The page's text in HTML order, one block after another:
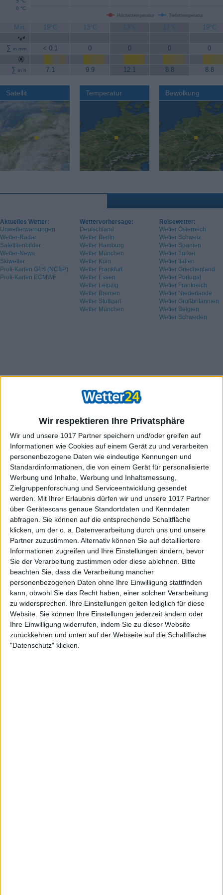
Wir respektieren Ihre Privatsphäre
Wir und unsere 1017 Partner speichern und/oder greifen auf
Informationen wie Cookies auf einem Gerät zu und verarbeiten
personenbezogene Daten wie eindeutige Kennungen und
Standardinformationen, die von einem Gerät für personalisierte
Werbung und Inhalte, Werbung und Inhaltsmessung,
Zielgruppenforschung und Serviceentwicklung gesendet
werden.
Mit Ihrer Erlaubnis dürfen wir und unsere 1017 Partner
über Gerätescans genaue Standortdaten und Kenndaten
abfragen. Sie können auf die entsprechende Schaltfläche
klicken, um der o. a. Datenverarbeitung durch uns und unsere
Partner zuzustimmen. Alternativ können Sie auf detailliertere
Informationen zugreifen und Ihre Einstellungen ändern, bevor
Sie der Verarbeitung zustimmen oder diese ablehnen.
Bitte
beachten Sie, dass die Verarbeitung mancher
personenbezogenen Daten ohne Ihre Einwilligung stattfinden
kann, obwohl Sie das Recht haben, einer solchen Verarbeitung
zu widersprechen. Ihre Einstellungen gelten lediglich für diese
Website. Sie können Ihre Einstellungen jederzeit ändern oder
Ihre Einwilligung widerrufen, indem Sie zu dieser Website
zurückkehren und unten auf der Webseite auf die Schaltfläche
"Datenschutz" klicken.
Höchsttemperatur Tiefsttemperatur
0 °C
Min. 19°C 13°C 13°C 17°C 19°C
∑ in mm < 0.1 0 0 0 0
∑ in h 7.1 9.9 12.1 8.8 8.8
Satellit Temperatur Bewölkung
Aktuelles Wetter:
Unwetterwarnungen
Wetter-Radar
Satellitenbilder
Wetter-News
Skiwetter
Profi-Karten GFS (NCEP)
Profi-Karten ECMWF
Wettervorhersage:
Deutschland
Wetter Berlin
Wetter Hamburg
Wetter München
Wetter Köln
Wetter Frankfurt
Wetter Essen
Wetter Leipzig
Wetter Bremen
Wetter Stuttgart
Wetter München
Reisewetter:
Wetter Österreich
Wetter Schweiz
Wetter Spanien
Wetter Türkei
Wetter Italien
Wetter Griechenland
Wetter Portugal
Wetter Frankreich
Wetter Niederlande
Wetter Großbritannien
Wetter Belgien
Wetter Schweden